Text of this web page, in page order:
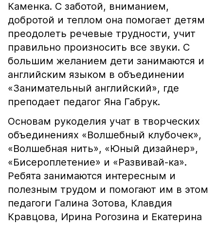
Каменка. С заботой, вниманием,
добротой и теплом она помогает детям
преодолеть речевые трудности, учит
правильно произносить все звуки. С
большим желанием дети занимаются и
английским языком в объединении
«Занимательный английский», где
преподает педагог Яна Габрук.
Основам рукоделия учат в творческих
объединениях «Волшебный клубочек»,
«Волшебная нить», «Юный дизайнер»,
«Бисероплетение» и «Развивай-ка».
Ребята занимаются интересным и
полезным трудом и помогают им в этом
педагоги Галина Зотова, Клавдия
Кравцова, Ирина Рогозина и Екатерина